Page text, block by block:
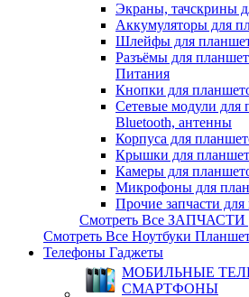
Экраны, тачскрины
Аккумуляторы для
Шлейфы для
Разъёмы для
Питания
Кнопки для
Сетевые модули для
Bluetooth, антенны
Корпуса для
Крышки для
Камеры для
Микрофоны для
Прочие запчасти
Смотреть Все
Смотреть Все Ноутбуки
Телефоны Гаджеты
МОБИЛЬНЫЕ
СМАРТФОНЫ